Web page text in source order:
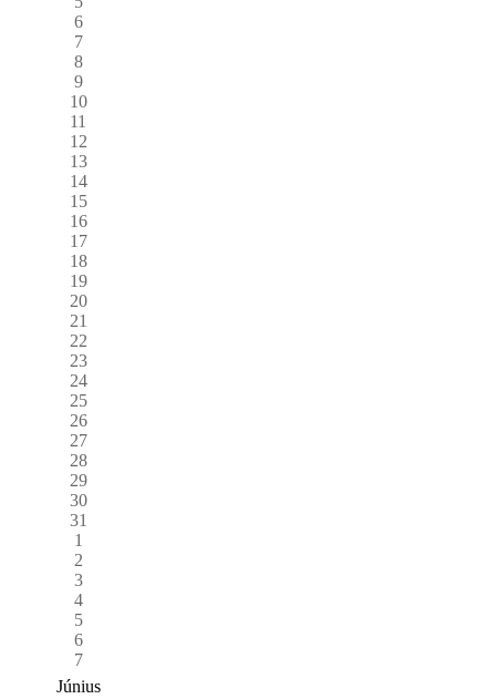
6
7
8
9
10
11
12
13
14
15
16
17
18
19
20
21
22
23
24
25
26
27
28
29
30
31
1
2
3
4
5
6
7
Június